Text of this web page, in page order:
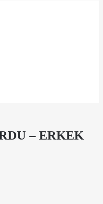
– ERKEK